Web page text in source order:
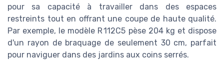
pour sa capacité à travailler dans des espaces
restreints tout en offrant une coupe de haute qualité.
Par exemple, le modèle R 112C5 pèse 204 kg et dispose
d'un rayon de braquage de seulement 30 cm, parfait
pour naviguer dans des jardins aux coins serrés.